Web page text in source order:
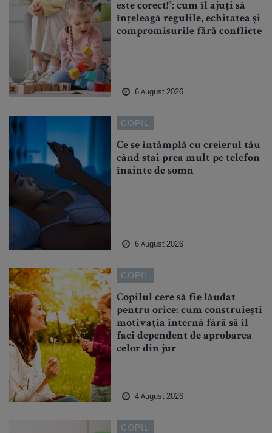
este corect!”: cum îl ajuți să
înțeleagă regulile, echitatea și
compromisurile fără conflicte
6 August 2026
COPIL
Ce se întâmplă cu creierul tău
când stai prea mult pe telefon
înainte de somn
6 August 2026
COPIL
Copilul cere să fie lăudat
pentru orice: cum construiești
motivația internă fără să îl
faci dependent de aprobarea
celor din jur
4 August 2026
COPIL